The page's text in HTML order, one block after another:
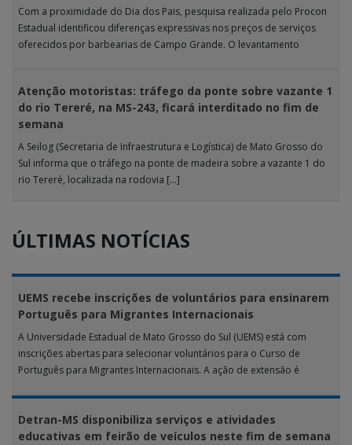
Com a proximidade do Dia dos Pais, pesquisa realizada pelo Procon
Estadual identificou diferenças expressivas nos preços de serviços
oferecidos por barbearias de Campo Grande. O levantamento
Atenção motoristas: tráfego da ponte sobre vazante 1
do rio Tereré, na MS-243, ficará interditado no fim de
semana
A Seilog (Secretaria de Infraestrutura e Logística) de Mato Grosso do
Sul informa que o tráfego na ponte de madeira sobre a vazante 1 do
rio Tereré, localizada na rodovia […]
ÚLTIMAS NOTÍCIAS
UEMS recebe inscrições de voluntários para ensinarem
Português para Migrantes Internacionais
A Universidade Estadual de Mato Grosso do Sul (UEMS) está com
inscrições abertas para selecionar voluntários para o Curso de
Português para Migrantes Internacionais. A ação de extensão é
Detran-MS disponibiliza serviços e atividades
educativas em feirão de veículos neste fim de semana